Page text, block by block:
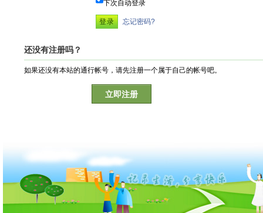
下次自动登录
忘记密码?
还没有注册吗？
如果还没有本站的通行帐号，请先注册一个属于自己的帐号吧。
立即注册